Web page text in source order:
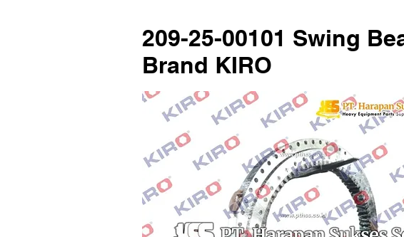
209-25-00101 Swing
Brand KIRO